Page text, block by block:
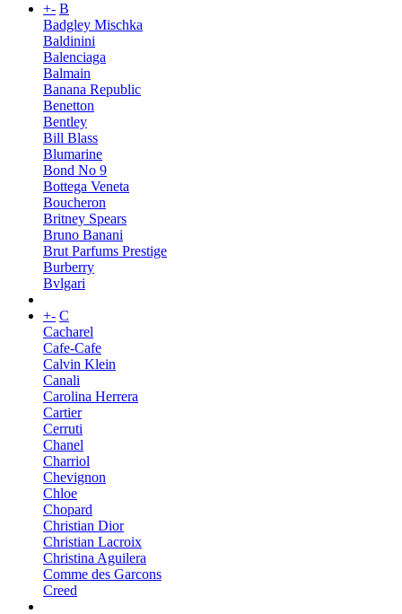
+- B
Badgley Mischka
Baldinini
Balenciaga
Balmain
Banana Republic
Benetton
Bentley
Bill Blass
Blumarine
Bond No 9
Bottega Veneta
Boucheron
Britney Spears
Bruno Banani
Brut Parfums Prestige
Burberry
Bvlgari
+- C
Cacharel
Cafe-Cafe
Calvin Klein
Canali
Carolina Herrera
Cartier
Cerruti
Chanel
Charriol
Chevignon
Chloe
Chopard
Christian Dior
Christian Lacroix
Christina Aguilera
Comme des Garcons
Creed